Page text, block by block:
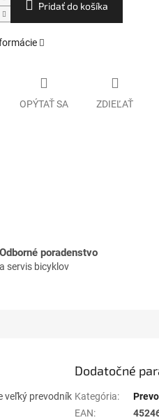
Pridať do košíka
OPÝTAŤ SA ZDIEĽAŤ
Odborné poradenstvo
a servis bicyklov
veľký prevodník
Dodatočné
Kategória:
EAN: